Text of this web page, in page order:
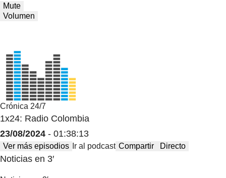
Mute
Volumen
Crónica 24/7
1x24: Radio Colombia
23/08/2024 - 01:38:13
Ver más episodios Ir al podcast Compartir Directo
Noticias en 3′